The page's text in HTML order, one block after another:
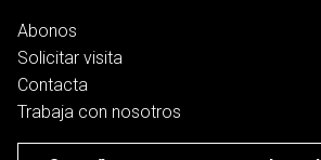
Abonos
Solicitar visita
Contacta
Trabaja con nosotros